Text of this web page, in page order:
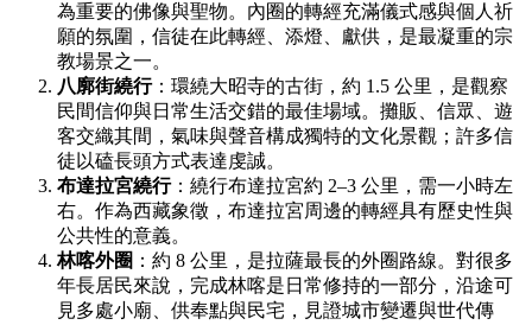
為重要的佛像與聖物。內圈的轉經充滿儀式感與個人祈
願的氛圍，信徒在此轉經、添燈、獻供，是最凝重的宗
教場景之一。
八廓街繞行：環繞大昭寺的古街，約 1.5 公里，是觀察
民間信仰與日常生活交錯的最佳場域。攤販、信眾、遊
客交織其間，氣味與聲音構成獨特的文化景觀；許多信
徒以磕長頭方式表達虔誠。
布達拉宮繞行：繞行布達拉宮約 2–3 公里，需一小時左
右。作為西藏象徵，布達拉宮周邊的轉經具有歷史性與
公共性的意義。
林喀外圈 ：約 8 公里，是拉薩最長的外圈路線。對很多
年長居民來說，完成林喀是日常修持的一部分，沿途可
見多處小廟、供奉點與民宅，見證城市變遷與世代傳